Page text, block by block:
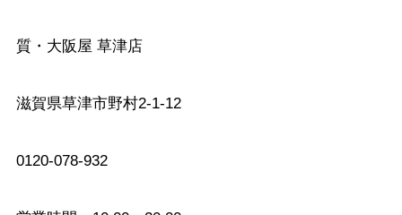
質・大阪屋 草津店
滋賀県草津市野村2-1-12
0120-078-932